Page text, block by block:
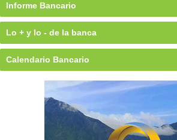
Informe Bancario
Lo + y lo - de la banca
Calendario Bancario